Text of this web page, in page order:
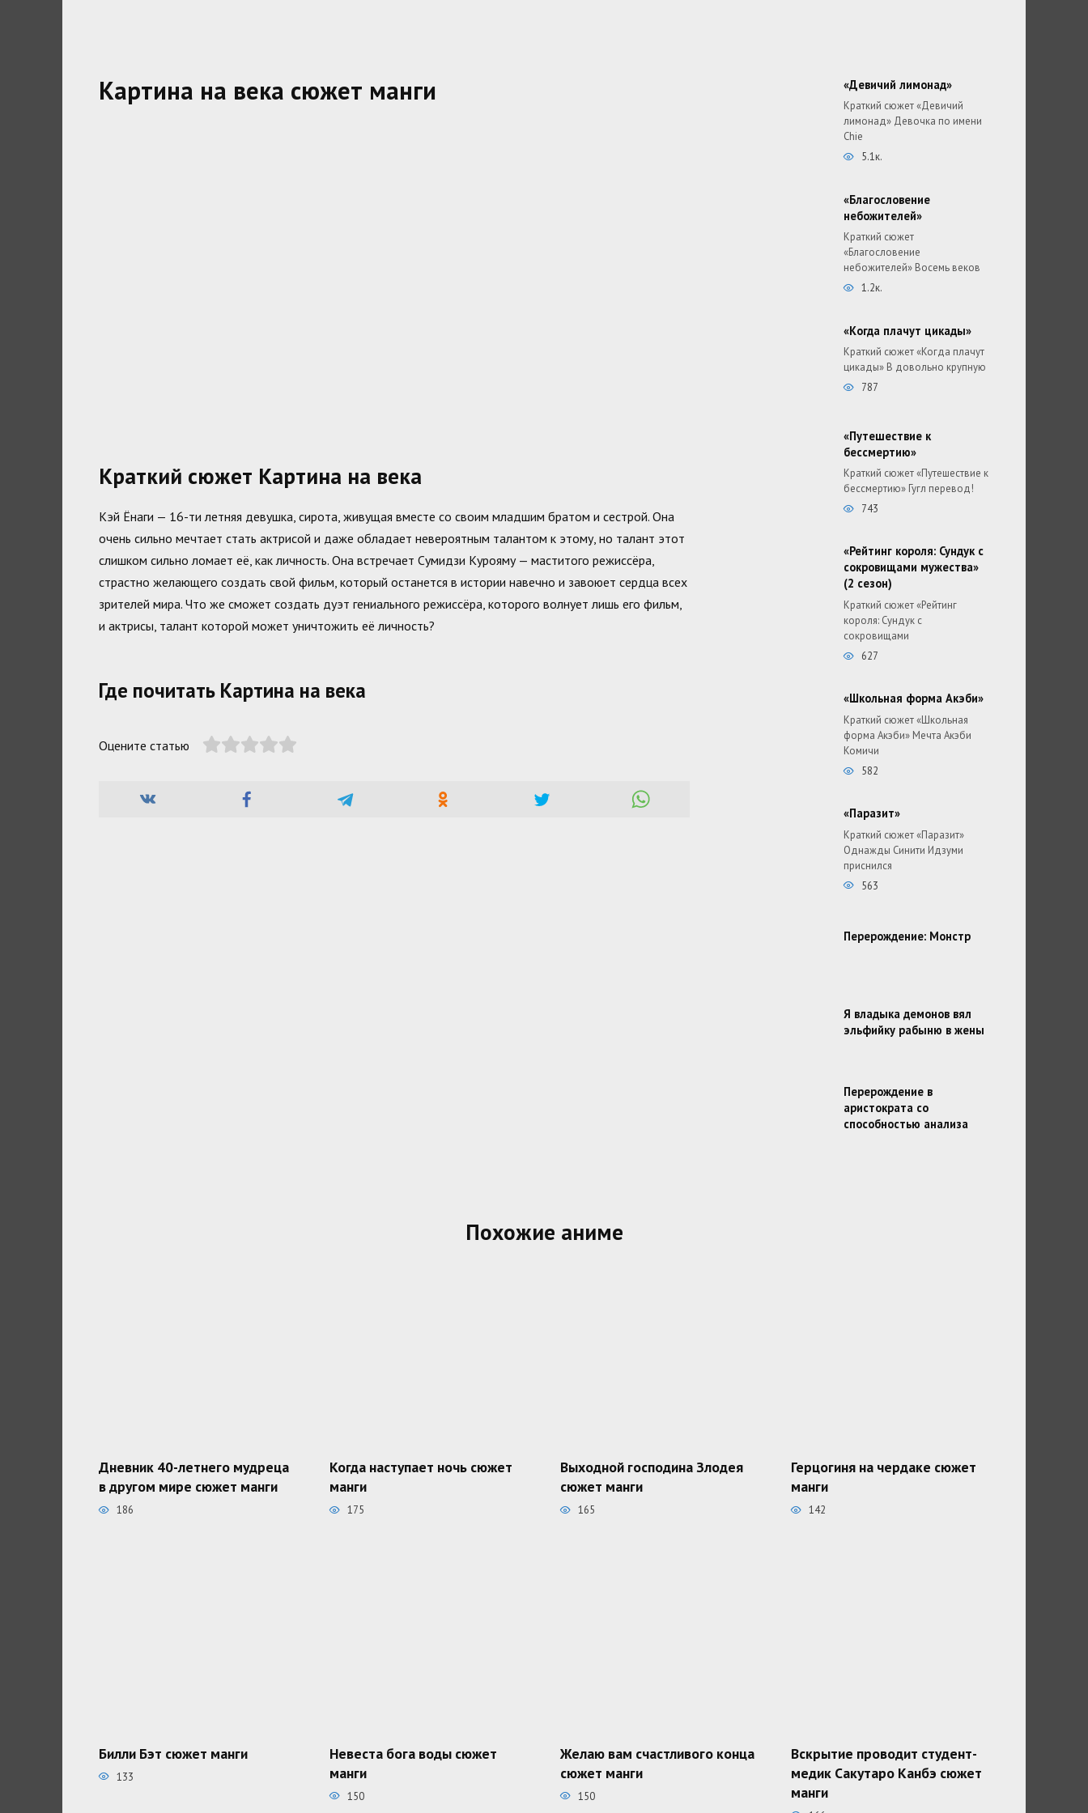
Картина на века сюжет манги
Краткий сюжет Картина на века
Кэй Ёнаги — 16-ти летняя девушка, сирота, живущая вместе со своим младшим братом и сестрой. Она
очень сильно мечтает стать актрисой и даже обладает невероятным талантом к этому, но талант этот
слишком сильно ломает её, как личность. Она встречает Сумидзи Курояму — маститого режиссёра,
страстно желающего создать свой фильм, который останется в истории навечно и завоюет сердца всех
зрителей мира. Что же сможет создать дуэт гениального режиссёра, которого волнует лишь его фильм,
и актрисы, талант которой может уничтожить её личность?
Где почитать Картина на века
Оцените статью
«Девичий лимонад»
Краткий сюжет «Девичий
лимонад» Девочка по имени
Chie
5.1к.
«Благословение
небожителей»
Краткий сюжет
«Благословение
небожителей» Восемь веков
1.2к.
«Когда плачут цикады»
Краткий сюжет «Когда плачут
цикады» В довольно крупную
787
«Путешествие к
бессмертию»
Краткий сюжет «Путешествие к
бессмертию» Гугл перевод!
743
«Рейтинг короля: Сундук с
сокровищами мужества»
(2 сезон)
Краткий сюжет «Рейтинг
короля: Сундук с
сокровищами
627
«Школьная форма Акэби»
Краткий сюжет «Школьная
форма Акэби» Мечта Акэби
Комичи
582
«Паразит»
Краткий сюжет «Паразит»
Однажды Синити Идзуми
приснился
563
Перерождение: Монстр
Я владыка демонов вял
эльфийку рабыню в жены
Перерождение в
аристократа со
способностью анализа
Похожие аниме
Дневник 40-летнего мудреца
в другом мире сюжет манги
186
Когда наступает ночь сюжет
манги
175
Выходной господина Злодея
сюжет манги
165
Герцогиня на чердаке сюжет
манги
142
Билли Бэт сюжет манги
133
Невеста бога воды сюжет
манги
150
Желаю вам счастливого конца
сюжет манги
150
Вскрытие проводит студент-
медик Сакутаро Канбэ сюжет
манги